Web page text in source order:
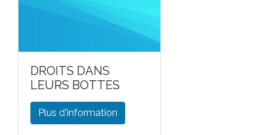
DROITS DANS
LEURS BOTTES
Plus d'information